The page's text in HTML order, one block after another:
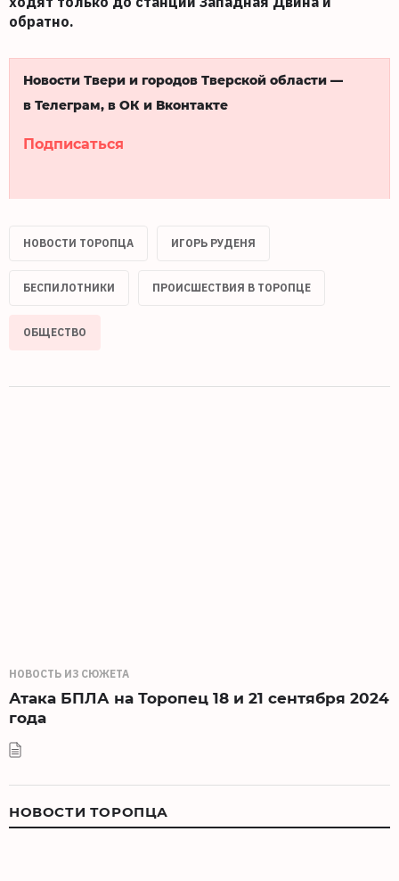
обратно.
Новости Твери и городов Тверской области —
в Телеграм, в ОК и Вконтакте
Подписаться
НОВОСТИ ТОРОПЦА ИГОРЬ РУДЕНЯ
БЕСПИЛОТНИКИ ПРОИСШЕСТВИЯ В ТОРОПЦЕ
ОБЩЕСТВО
НОВОСТЬ ИЗ СЮЖЕТА
Атака БПЛА на Торопец 18 и 21 сентября 2024
года
НОВОСТИ ТОРОПЦА